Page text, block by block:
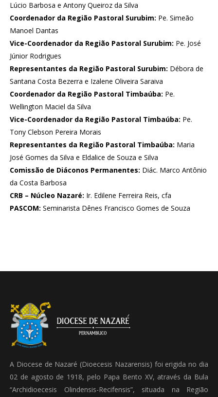
Lúcio Barbosa e Antony Queiroz da Silva
Coordenador da Região Pastoral Surubim: Pe. Simeão
Manoel Dantas
Vice-Coordenador da Região Pastoral Surubim: Pe. José
Júnior Rodrigues
Representantes da Região Pastoral Surubim: Débora de
Santana Costa Bezerra e Izalene Oliveira Saraiva
Coordenador da Região Pastoral Timbaúba: Pe.
Wellington Maciel da Silva
Vice-Coordenador da Região Pastoral Timbaúba: Pe.
Tony Clebson Pereira Morais
Representantes da Região Pastoral Timbaúba: Maria
José Gomes da Silva e Eldalice de Souza e Silva
Comissão de Diáconos Permanentes: Diác. Marco Antônio
da Costa Barbosa
CRB – Núcleo Nazaré: Ir. Edilene Ferreira Reis, cfa
PASCOM: Seminarista Dênes Francisco Gomes de Souza
A Diocese de Nazaré (Dioecesis Nazarensis) foi erigida no dia
02 de agosto de 1918, pelo Papa Bento XV, através da Bula
“Archidioecesis Olindensis-Recifensis”, situada na Região